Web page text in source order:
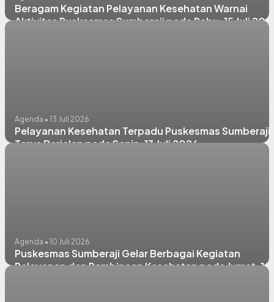
Beragam Kegiatan Pelayanan Kesehatan Warnai
Aktivitas Puskesmas Sumberaji pada Rabu, 15 Juli
Agenda • 13 Juli 2026
Pelayanan Kesehatan Terpadu Puskesmas Sumberaji
Terus Berjalan pada Senin, 13 Juli 2026
Agenda • 10 Juli 2026
Puskesmas Sumberaji Gelar Berbagai Kegiatan
Pelayanan dan Pembinaan Kesehatan pada Jumat, 10